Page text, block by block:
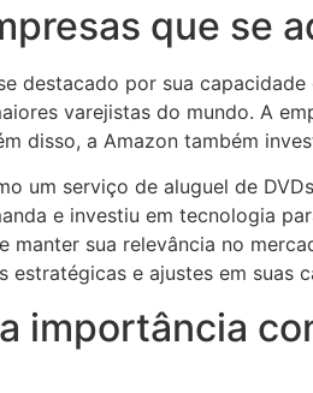
que se
destacado por sua
varejistas do mundo. A
disso, a Amazon também
um serviço de aluguel de
e investiu em tecnologia
sua relevância no
e ajustes em suas
importância